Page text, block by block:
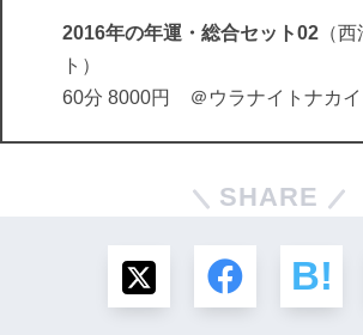
2016年の年運・総合セット02 （
ト）
60分 8000円 ＠ウラナイトナカ
SHARE